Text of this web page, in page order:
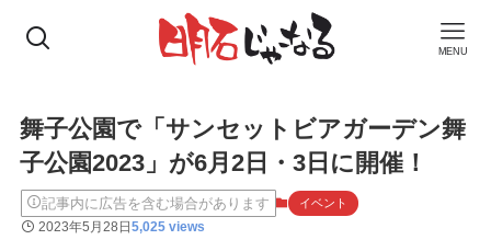
MENU
舞子公園で「サンセットビアガーデン舞
子公園2023」が6月2日・3日に開催！
記事内に広告を含む場合があります イベント
2023年5月28日5,025 views